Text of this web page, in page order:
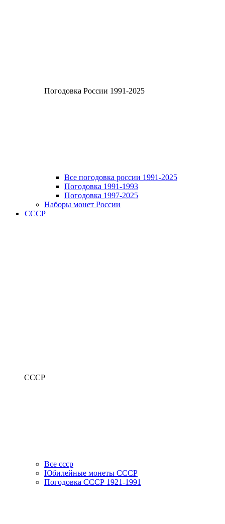
Погодовка России 1991-2025
Все погодовка россии 1991-2025
Погодовка 1991-1993
Погодовка 1997-2025
Наборы монет России
СССР
СССР
Все ссср
Юбилейные монеты СССР
Погодовка СССР 1921-1991